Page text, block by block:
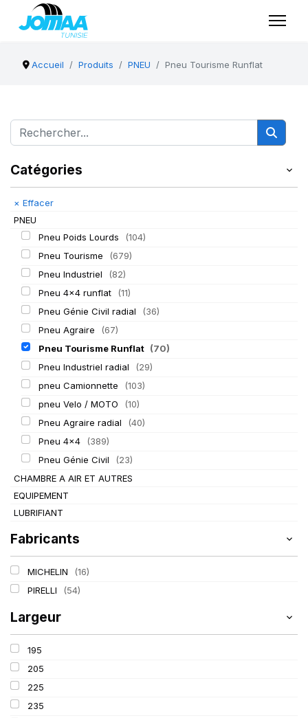
Accueil Produits PNEU Pneu Tourisme Runflat
Catégories
× Effacer
PNEU
Pneu Poids Lourds
(104)
Pneu Tourisme
(679)
Pneu Industriel
(82)
Pneu 4x4 runflat
(11)
Pneu Génie Civil radial
(36)
Pneu Agraire
(67)
Pneu Tourisme Runflat (70)
Pneu Industriel radial
(29)
pneu Camionnette
(103)
pneu Velo / MOTO
(10)
Pneu Agraire radial
(40)
Pneu 4x4
(389)
Pneu Génie Civil
(23)
CHAMBRE A AIR ET AUTRES
EQUIPEMENT
LUBRIFIANT
Fabricants
MICHELIN
(16)
PIRELLI
(54)
Largeur
195
205
225
235